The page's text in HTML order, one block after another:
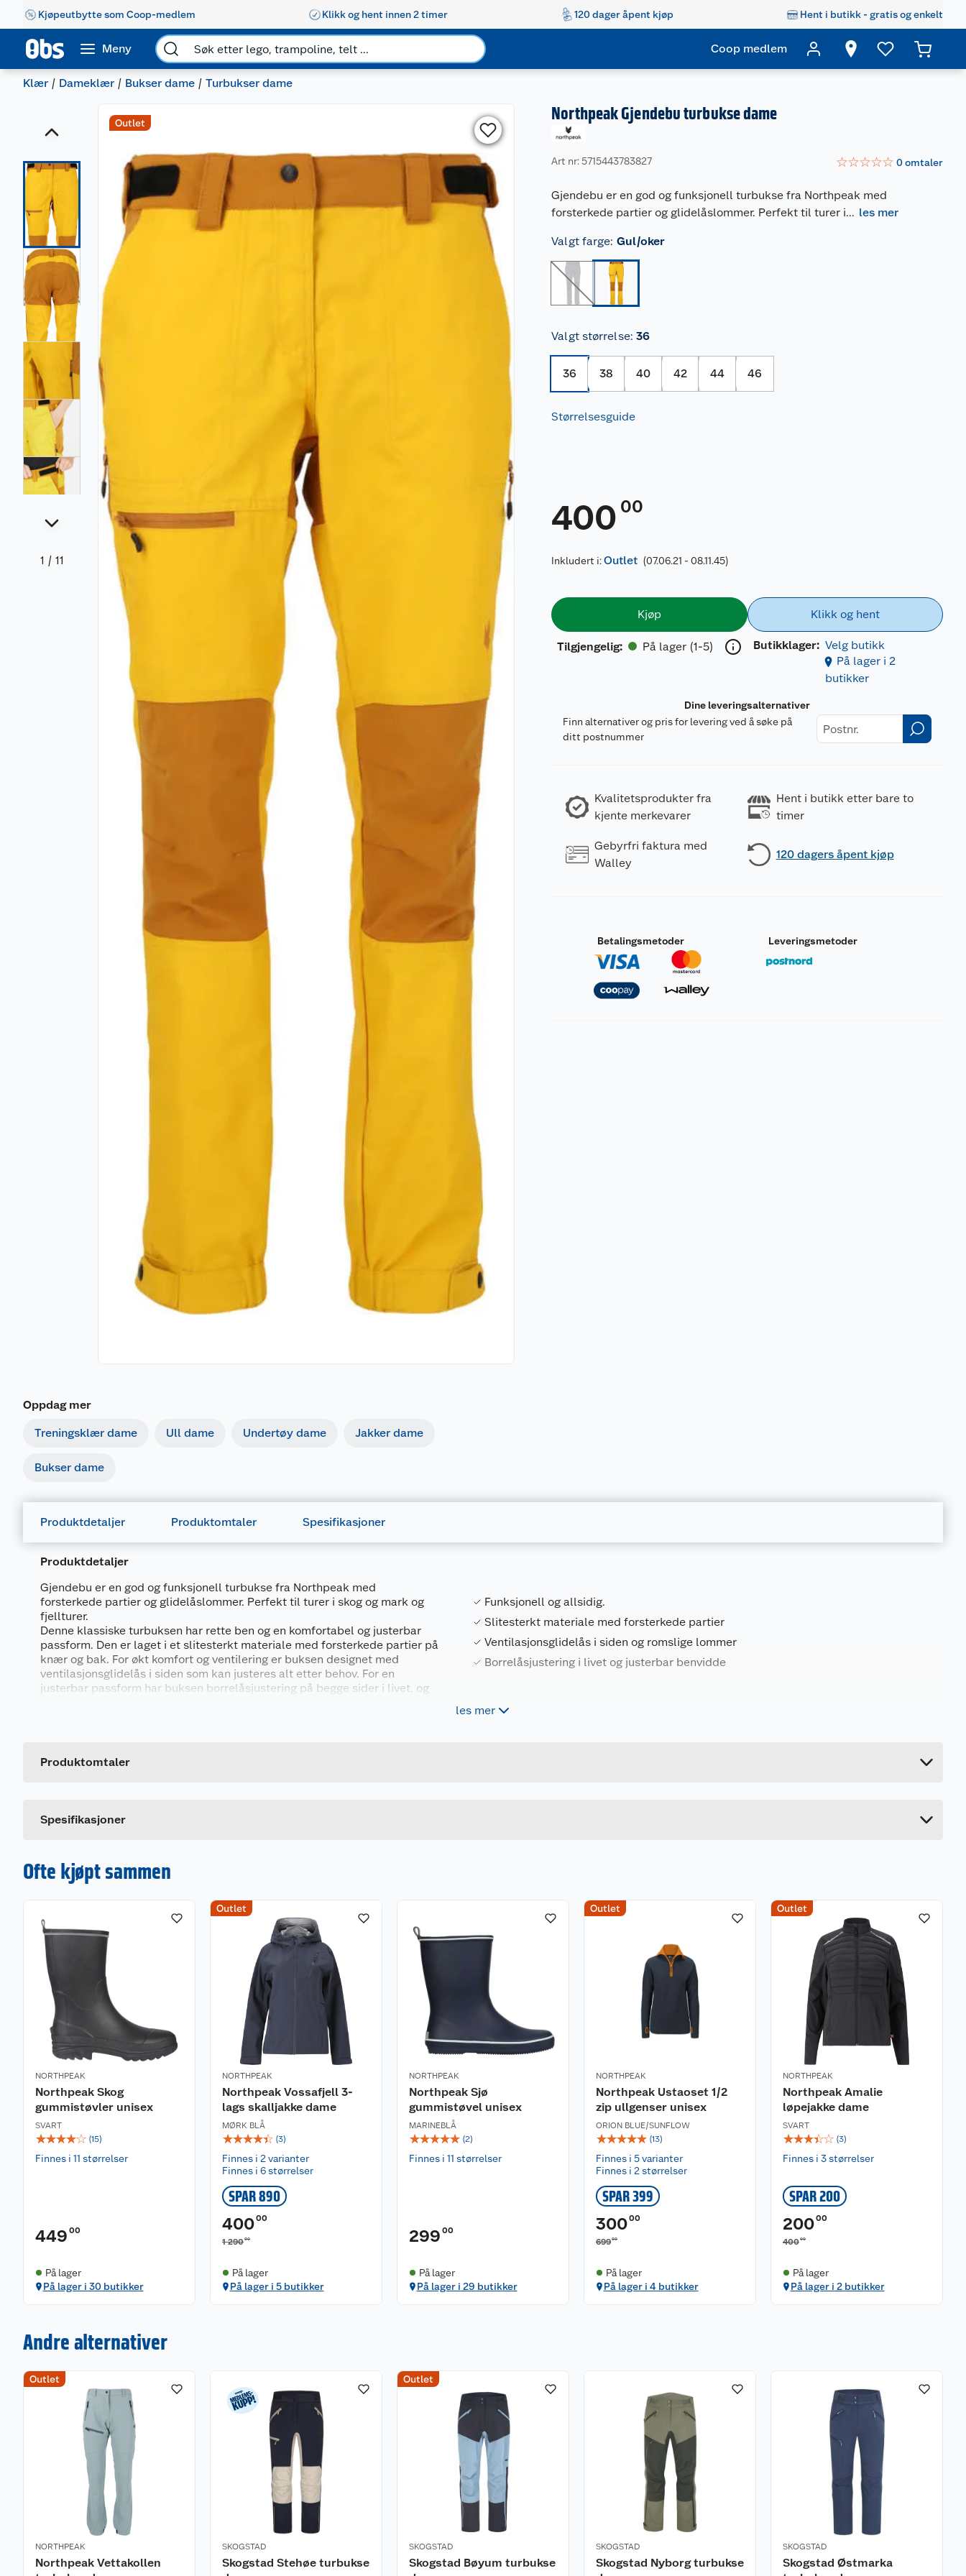
Kjøpeutbytte som Coop-medlem Klikk og hent innen 2 timer 120 dager åpent kjøp Hent i butikk - gratis og enkelt
Meny Coop medlem
Klær Dameklær Bukser dame Turbukser dame
1 / 11
Outlet
Oppdag mer
Treningsklær dame Ull dame Undertøy dame Jakker dame
Bukser dame
Northpeak Gjendebu turbukse dame
Art nr: 5715443783827 ☆☆☆☆☆ 0omtaler
Gjendebu er en god og funksjonell turbukse fra Northpeak med
forsterkede partier og glidelåslommer. Perfekt til turer i... les mer
Valgt farge: Gul/oker
Valgt størrelse: 36
36 38 40 42 44 46
Størrelsesguide
400 00
Inkludert i:Outlet (07.06.21 - 08.11.45)
Kjøp
Tilgjengelig: På lager (1-5)
Klikk og hent
Butikklager: Velg butikk
På lager i 2
butikker
Dine leveringsalternativer
Finn alternativer og pris for levering ved å søke på
ditt postnummer
Kvalitetsprodukter fra
kjente merkevarer
Hent i butikk etter bare to
timer
Gebyrfri faktura med
Walley
120 dagers åpent kjøp
Betalingsmetoder Leveringsmetoder
Produktdetaljer Produktomtaler Spesifikasjoner
Produktdetaljer
Gjendebu er en god og funksjonell turbukse fra Northpeak med
forsterkede partier og glidelåslommer. Perfekt til turer i skog og mark og
fjellturer.
Denne klassiske turbuksen har rette ben og en komfortabel og justerbar
passform. Den er laget i et slitesterkt materiale med forsterkede partier på
knær og bak. For økt komfort og ventilering er buksen designet med
ventilasjonsglidelås i siden som kan justeres alt etter behov. For en
justerbar passform har buksen borrelåsjustering på begge sider i livet, og
Buksen passer godt til en aktiv livsstil og er perfekt for deg som går mye
• Slitesterkt materiale
• Borrelåsjustering i livet
• Delvis elastisk benavslutning
• Glidelåslomme på låret
Materiale:
65% polyester og 35% bomull
Passform:
Justerbar passform. Normal i størrelsen.
Vaskeanvisning:
Kan vaskes på normalprogram og maks 40 grader. Unngå å bruke
tøymykner. Må ikke tørkes i tørketrommel, men lufttørkes. Må ikke blekes.
Funksjonell og allsidig.
Slitesterkt materiale med forsterkede partier
Ventilasjonsglidelås i siden og romslige lommer
Borrelåsjustering i livet og justerbar benvidde
les mer
Produktomtaler
Spesifikasjoner
Leverandørens artikkelnummer
Forpakningsmål
Ofte kjøpt sammen
NORTHPEAK
Northpeak Skog
gummistøvler unisex
SVART
☆☆☆☆☆ (15)
Finnes i 11 størrelser
449 00
På lager
På lager i 30 butikker
Outlet
NORTHPEAK
Northpeak Vossafjell 3-
lags skalljakke dame
MØRK BLÅ
☆☆☆☆☆ (3)
Finnes i 2 varianter
Finnes i 6 størrelser
SPAR 890
40000
1 29000
På lager
På lager i 5 butikker
NORTHPEAK
Northpeak Sjø
gummistøvel unisex
MARINEBLÅ
☆☆☆☆☆ (2)
Finnes i 11 størrelser
299 00
På lager
På lager i 29 butikker
Outlet
NORTHPEAK
Northpeak Ustaoset 1/2
zip ullgenser unisex
ORION BLUE/SUNFLOW
☆☆☆☆☆ (13)
Finnes i 5 varianter
Finnes i 2 størrelser
SPAR 399
30000
69900
På lager
På lager i 4 butikker
Outlet
NORTHPEAK
Northpeak Amalie
løpejakke dame
SVART
☆☆☆☆☆ (3)
Finnes i 3 størrelser
SPAR 200
20000
40000
På lager
På lager i 2 butikker
Andre alternativer
Outlet
NORTHPEAK
Northpeak Vettakollen
SKOGSTAD
Skogstad Stehøe turbukse
Outlet
SKOGSTAD
Skogstad Bøyum turbukse
SKOGSTAD
Skogstad Nyborg turbukse
SKOGSTAD
Skogstad Østmarka